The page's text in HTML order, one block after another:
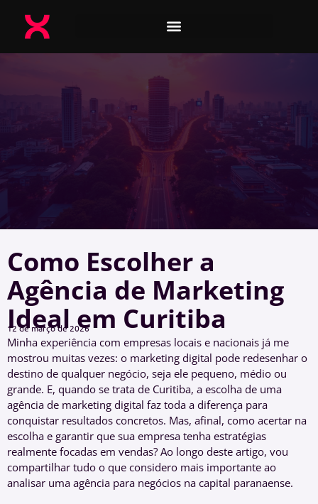
Como Escolher a
Agência de Marketing
Ideal em Curitiba
12 de março de 2026
Minha experiência com empresas locais e nacionais já me
mostrou muitas vezes: o marketing digital pode redesenhar o
destino de qualquer negócio, seja ele pequeno, médio ou
grande. E, quando se trata de Curitiba, a escolha de uma
agência de marketing digital faz toda a diferença para
conquistar resultados concretos. Mas, afinal, como acertar na
escolha e garantir que sua empresa tenha estratégias
realmente focadas em vendas? Ao longo deste artigo, vou
compartilhar tudo o que considero mais importante ao
analisar uma agência para negócios na capital paranaense.